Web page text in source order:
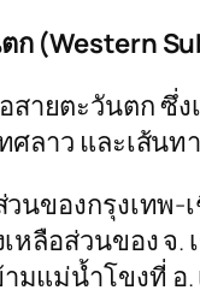
ก(Western
ายตะวันตก ซึ่ง
ศลาว และเส้น
วนของกรุงเท
หลือส่วนของ จ.
มแม่น้ำโขงที่ อ.